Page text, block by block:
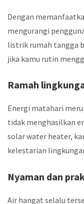
Dengan
mengurangi
listrik rumah tangga
jika kamu rutin
Ramah
Energi matahari
tidak menghasilkan
solar water heater,
kelestarian
Nyaman dan
Air hangat selalu